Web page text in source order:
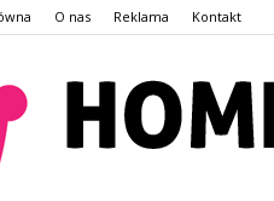
O nas Reklama Kontakt